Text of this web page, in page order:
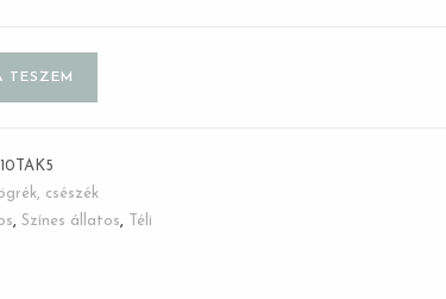
TESZEM
csészék
, Színes állatos, Téli